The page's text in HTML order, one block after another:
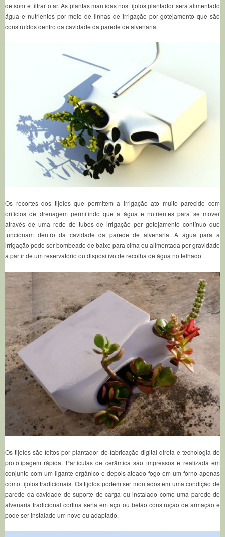
de som e filtrar o ar.As plantas mantidas nos tijolos plantador será alimentado
água e nutrientes por meio de linhas de irrigação por gotejamento que são
construídos dentro da cavidade da parede de alvenaria.
Os recortes dos tijolos que permitem a irrigação ato muito parecido com
orifícios de drenagem permitindo que a água e nutrientes para se mover
através de uma rede de tubos de irrigação por gotejamento contínuo que
funcionam dentro da cavidade da parede de alvenaria.A água para a
irrigação pode ser bombeado de baixo para cima ou alimentada por gravidade
a partir de um reservatório ou dispositivo de recolha de água no telhado.
Os tijolos são feitos por plantador de fabricação digital direta e tecnologia de
prototipagem rápida. Partículas de cerâmica são impressos e realizada em
conjunto com um ligante orgânico e depois ateado fogo em um forno apenas
como tijolos tradicionais. Os tijolos podem ser montados em uma condição de
parede da cavidade de suporte de carga ou instalado como uma parede de
alvenaria tradicional cortina seria em aço ou betão construção de armação e
pode ser instalado um novo ou adaptado.